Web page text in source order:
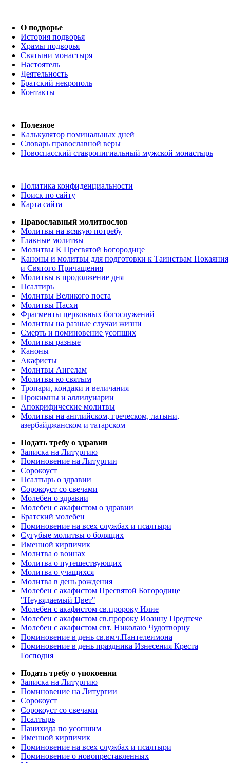
О подворье
История подворья
Храмы подворья
Святыни монастыря
Настоятель
Деятельность
Братский некрополь
Контакты
Полезное
Калькулятор поминальных дней
Словарь православной веры
Новоспасский ставропигиальный мужской монастырь
Политика конфиденциальности
Поиск по сайту
Карта сайта
Православный молитвослов
Молитвы на всякую потребу
Главные молитвы
Молитвы К Пресвятой Богородице
Каноны и молитвы для подготовки к Таинствам Покаяния
и Святого Причащения
Молитвы в продолжение дня
Псалтирь
Молитвы Великого поста
Молитвы Пасхи
Фрагменты церковных богослужений
Молитвы на разные случаи жизни
Смерть и поминовение усопших
Молитвы разные
Каноны
Акафисты
Молитвы Ангелам
Молитвы ко святым
Тропари, кондаки и величания
Прокимны и аллилуиарии
Апокрифические молитвы
Молитвы на английском, греческом, латыни,
азербайджанском и татарском
Подать требу о здравии
Записка на Литургию
Поминовение на Литургии
Сорокоуст
Псалтырь о здравии
Сорокоуст со свечами
Молебен о здравии
Молебен с акафистом о здравии
Братский молебен
Поминовение на всех службах и псалтыри
Сугубые молитвы о болящих
Именной кирпичик
Молитва о воинах
Молитва о путешествующих
Молитва о учащихся
Молитва в день рождения
Молебен с акафистом Пресвятой Богородице
"Неувядаемый Цвет"
Молебен с акафистом св.пророку Илие
Молебен с акафистом св.пророку Иоанну Предтече
Молебен с акафистом свт. Николаю Чудотворцу
Поминовение в день св.вмч.Пантелеимона
Поминовение в день праздника Изнесения Креста
Господня
Подать требу о упокоении
Записка на Литургию
Поминовение на Литургии
Сорокоуст
Сорокоуст со свечами
Псалтырь
Панихида по усопшим
Именной кирпичик
Поминовение на всех службах и псалтыри
Поминовение о новопреставленных